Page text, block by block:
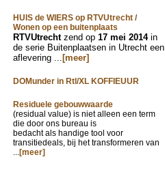
HUIS de WIERS op RTVUtrecht /
Wonen op een buitenplaats
RTVUtrechtzend op 17 mei 2014 in
de serie Buitenplaatsen in Utrecht een
aflevering ... [meer]
DOMunder in Rtl/XL KOFFIEUUR
Residuele gebouwwaarde
(residual value) is niet alleen een term
die door ons bureau is
bedacht als handige tool voor
transitiedeals, bij het transformeren van
...[meer]